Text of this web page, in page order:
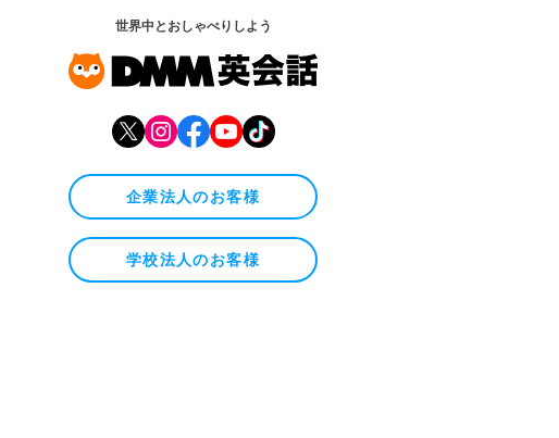
世界中とおしゃべりしよう
企業法人のお客様
学校法人のお客様